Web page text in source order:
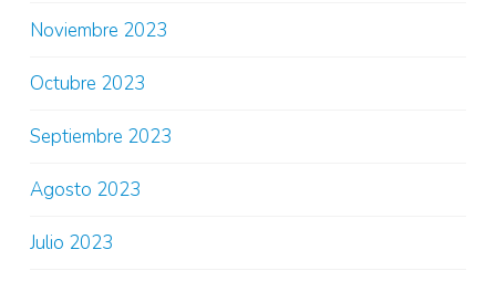
Noviembre 2023
Octubre 2023
Septiembre 2023
Agosto 2023
Julio 2023